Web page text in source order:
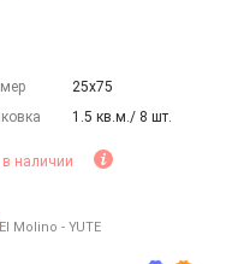
25х75
1.5 кв.м./ 8 шт.
в наличии
El Molino - YUTE